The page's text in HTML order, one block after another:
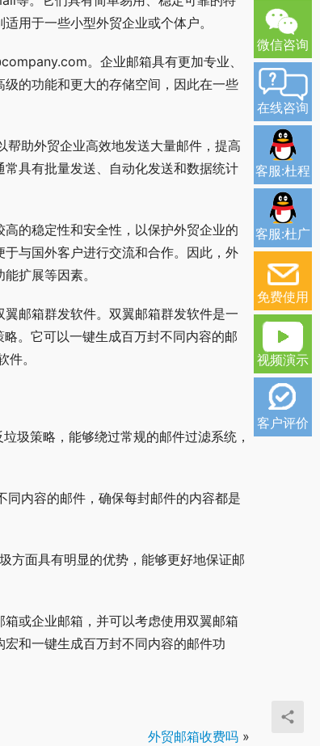
用于一些小型外贸企业或个体户。
。企业邮箱具有更加专业、
的功能和更大的存储空间，因此在一些
助外贸企业高效地发送大量邮件，提高
具有批量发送、自动化发送和数据统计
的稳定性和安全性，以保护外贸企业的
与国外客户进行交流和合作。因此，外
扩展等因素。
邮箱群发软件。双翼邮箱群发软件是一
。它可以一键生成百万封不同内容的邮
。
垃圾策略，能够绕过常规的邮件过滤系统，
内容的邮件，确保每封邮件的内容都是
方面具有明显的优势，能够更好地保证邮
或企业邮箱，并可以考虑使用双翼邮箱
和一键生成百万封不同内容的邮件功
外贸邮箱收费吗 »
微信咨询
在线咨询
客服:杜程
客服:杜广
免费使用
视频演示
客户评价